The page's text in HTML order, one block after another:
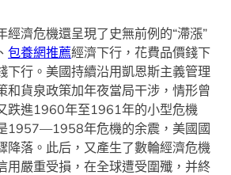
濟危機還呈現了史無前例的“滯漲”
包養網推薦經濟下行，花費品價錢下
下行。美國持續沿用凱恩斯主義管理
和貨泉政策加年夜當局干涉，情形曾
跌進1960年至1961年的小型危機
1957—1958年危機的余震，美國國
降落。此后，又產生了數輪經濟危機
用嚴重受損，在全球遭受圍殲，并終